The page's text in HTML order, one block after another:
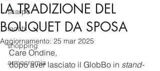
scarpe
tacchi
shopping
armocromia
LA TRADIZIONE DEL
BOUQUET DA SPOSA
Aggiornamento: 25 mar 2025
Care Ondine,
dopo aver lasciato il GlobBo in stand-